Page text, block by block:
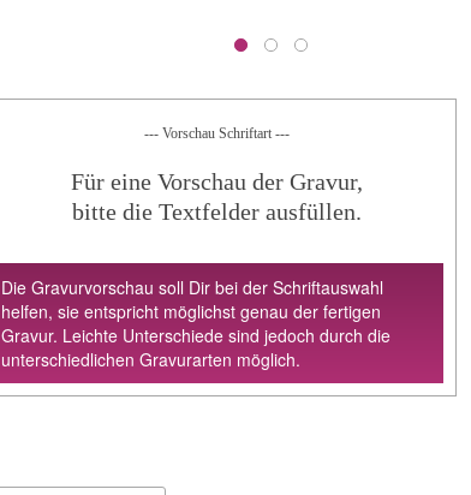
--- Vorschau Schriftart ---
Für eine Vorschau der Gravur,
bitte die Textfelder ausfüllen.
Die Gravurvorschau soll Dir bei der Schriftauswahl
helfen, sie entspricht möglichst genau der fertigen
Gravur. Leichte Unterschiede sind jedoch durch die
unterschiedlichen Gravurarten möglich.